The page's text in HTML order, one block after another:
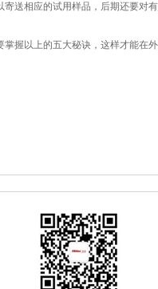
送相应的试用样品，后期还要对
握以上的五大秘诀，这样才能在